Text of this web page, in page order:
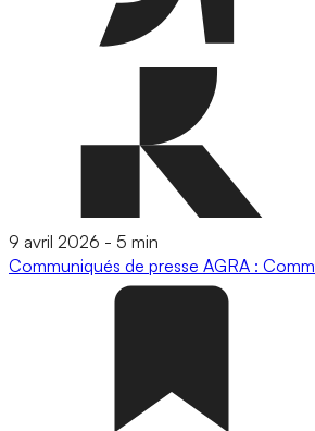
9 avril 2026 - 5 min
Communiqués de presse AGRA :